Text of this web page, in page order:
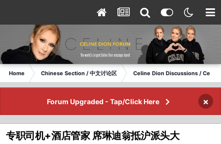
Home Chinese Section / 中文讨论区 Celine Dion Discussions / Celine
Forum Upgraded - Tap/Click Here ×
专职司机+酒店管家 席琳迪翁抵沪派头大